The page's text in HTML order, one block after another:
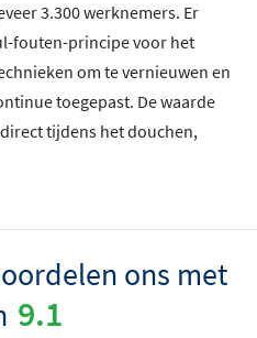
3.300 werknemers. Er
fouten-principe voor het
om te vernieuwen en
toegepast. De waarde
tijdens het douchen,
ons met
9.1